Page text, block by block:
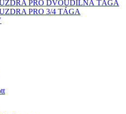
PRO DVOUDÍLNÁ TÁGA
PRO 3/4 TÁGA